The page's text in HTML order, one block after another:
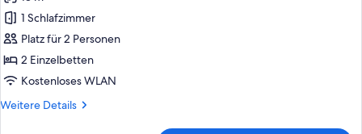
Standard-
Zweibettzimmer,
2 Einzelbetten,
Nichtraucher,
Blick
auf
1 Schlafzimmer
Platz für 2 Personen
2 Einzelbetten
Kostenloses WLAN
Weitere Details
Weitere